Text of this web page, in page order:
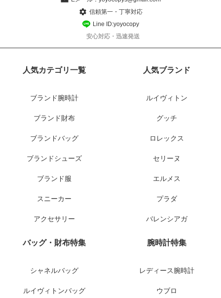
信頼第一・丁寧対応
Line ID:yoyocopy
安心対応・迅速発送
人気カテゴリ一覧
ブランド腕時計
ブランド財布
ブランドバッグ
ブランドシューズ
ブランド服
スニーカー
アクセサリー
人気ブランド
ルイヴィトン
グッチ
ロレックス
セリーヌ
エルメス
プラダ
バレンシアガ
バッグ・財布特集
シャネルバッグ
ルイヴィトンバッグ
腕時計特集
レディース腕時計
ウブロ